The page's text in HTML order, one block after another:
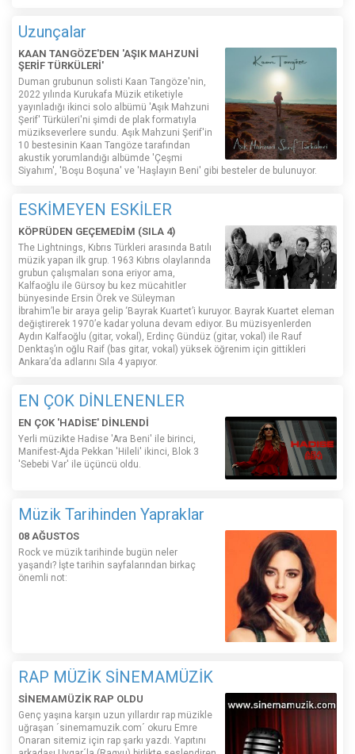
Uzunçalar
KAAN TANGÖZE'DEN 'AŞIK MAHZUNİ
ŞERİF TÜRKÜLERİ'
Duman grubunun solisti Kaan Tangöze'nin,
2022 yılında Kurukafa Müzik etiketiyle
yayınladığı ikinci solo albümü 'Aşık Mahzuni
Şerif' Türküleri'ni şimdi de plak formatıyla
müzikseverlere sundu. Aşık Mahzuni Şerif'in
10 bestesinin Kaan Tangöze tarafından
akustik yorumlandığı albümde 'Çeşmi
Siyahım', 'Boşu Boşuna' ve 'Haşlayın Beni' gibi besteler de bulunuyor.
ESKİMEYEN ESKİLER
KÖPRÜDEN GEÇEMEDİM (SILA 4)
The Lightnings, Kıbrıs Türkleri arasında Batılı
müzik yapan ilk grup. 1963 Kıbrıs olaylarında
grubun çalışmaları sona eriyor ama,
Kalfaoğlu ile Gürsoy bu kez mücahitler
bünyesinde Ersin Örek ve Süleyman
İbrahim’le bir araya gelip ‘Bayrak Kuartet’i kuruyor. Bayrak Kuartet eleman
değiştirerek 1970’e kadar yoluna devam ediyor. Bu müzisyenlerden
Aydın Kalfaoğlu (gitar, vokal), Erdinç Gündüz (gitar, vokal) ile Rauf
Denktaş’ın oğlu Raif (bas gitar, vokal) yüksek öğrenim için gittikleri
Ankara’da adlarını Sıla 4 yapıyor.
EN ÇOK DİNLENENLER
EN ÇOK 'HADİSE' DİNLENDİ
Yerli müzikte Hadise 'Ara Beni' ile birinci,
Manifest-Ajda Pekkan 'Hileli' ikinci, Blok 3
'Sebebi Var' ile üçüncü oldu.
Müzik Tarihinden Yapraklar
08 AĞUSTOS
Rock ve müzik tarihinde bugün neler
yaşandı? İşte tarihin sayfalarından birkaç
önemli not:
RAP MÜZİK SİNEMAMÜZİK
SİNEMAMÜZİK RAP OLDU
Genç yaşına karşın uzun yıllardır rap müzikle
uğraşan ´sinemamuzik.com´ okuru Emre
Onaran sitemiz için rap şarkı yazdı. Yapıtını